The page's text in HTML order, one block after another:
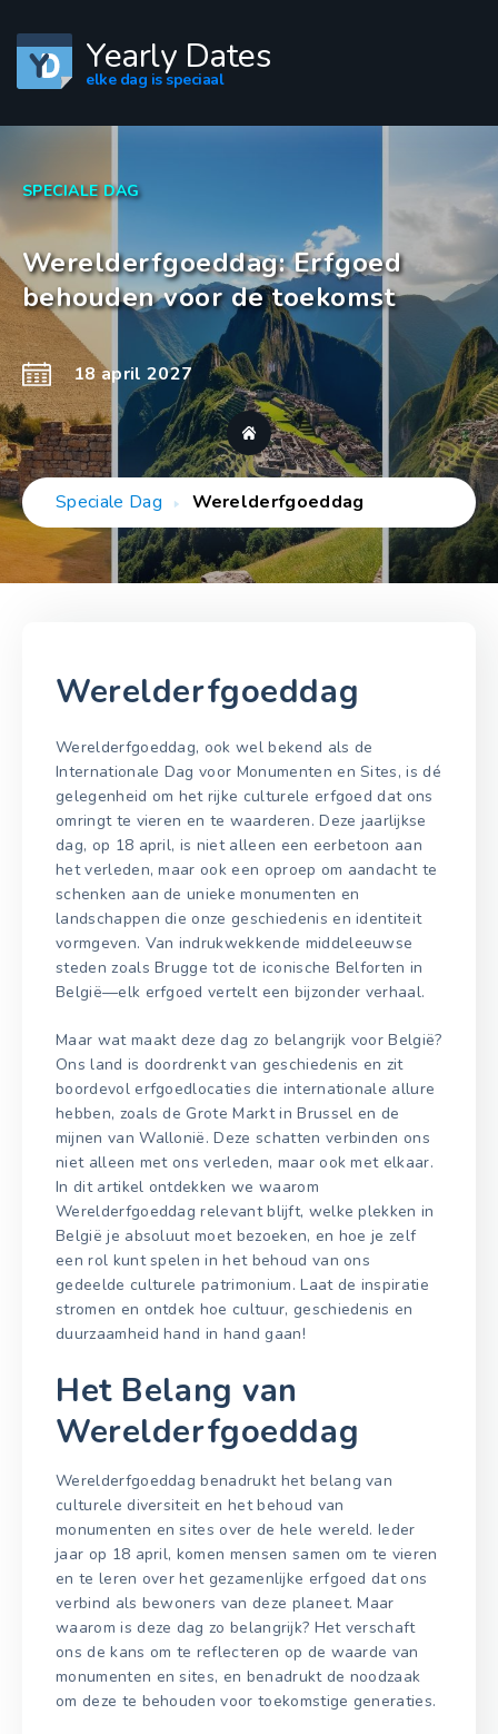
Yearly Dates
elke dag is speciaal
SPECIALE DAG
Werelderfgoeddag: Erfgoed
behouden voor de toekomst
18 april 2027
Speciale Dag Werelderfgoeddag
Werelderfgoeddag
Werelderfgoeddag, ook wel bekend als de
Internationale Dag voor Monumenten en Sites, is dé
gelegenheid om het rijke culturele erfgoed dat ons
omringt te vieren en te waarderen. Deze jaarlijkse
dag, op 18 april, is niet alleen een eerbetoon aan
het verleden, maar ook een oproep om aandacht te
schenken aan de unieke monumenten en
landschappen die onze geschiedenis en identiteit
vormgeven. Van indrukwekkende middeleeuwse
steden zoals Brugge tot de iconische Belforten in
België—elk erfgoed vertelt een bijzonder verhaal.
Maar wat maakt deze dag zo belangrijk voor België?
Ons land is doordrenkt van geschiedenis en zit
boordevol erfgoedlocaties die internationale allure
hebben, zoals de Grote Markt in Brussel en de
mijnen van Wallonië. Deze schatten verbinden ons
niet alleen met ons verleden, maar ook met elkaar.
In dit artikel ontdekken we waarom
Werelderfgoeddag relevant blijft, welke plekken in
België je absoluut moet bezoeken, en hoe je zelf
een rol kunt spelen in het behoud van ons
gedeelde culturele patrimonium. Laat de inspiratie
stromen en ontdek hoe cultuur, geschiedenis en
duurzaamheid hand in hand gaan!
Het Belang van
Werelderfgoeddag
Werelderfgoeddag benadrukt het belang van
culturele diversiteit en het behoud van
monumenten en sites over de hele wereld. Ieder
jaar op 18 april, komen mensen samen om te vieren
en te leren over het gezamenlijke erfgoed dat ons
verbind als bewoners van deze planeet. Maar
waarom is deze dag zo belangrijk? Het verschaft
ons de kans om te reflecteren op de waarde van
monumenten en sites, en benadrukt de noodzaak
om deze te behouden voor toekomstige generaties.